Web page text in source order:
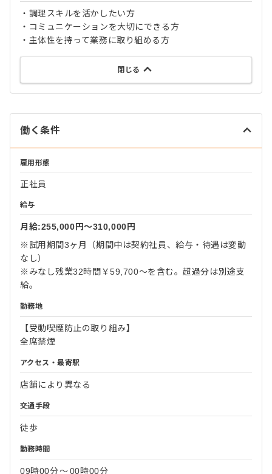
・調理スキルを活かしたい方
・コミュニケーションを大切にできる方
・主体性を持って業務に取り組める方
閉じる
働く条件
雇用形態
正社員
給与
月給:255,000円〜310,000円
※試用期間3ヶ月（期間中は契約社員、給与・待遇は変動
なし）
※みなし残業32時間￥59,700～を含む。超過分は別途支
給。
勤務地
【受動喫煙防止の取り組み】
全席禁煙
アクセス・最寄駅
店舗により異なる
交通手段
徒歩
勤務時間
09時00分〜00時00分